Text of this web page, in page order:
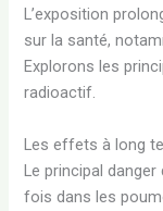
L’exposition
sur la santé,
Explorons les
radioactif.
Les effets à long
Le principal
fois dans les